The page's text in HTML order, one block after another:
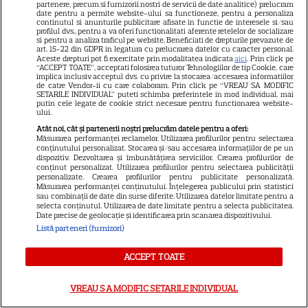
trăiești”
ARTICOLE PARTENERI
Horoscop 5 august 2026.
Vărsătorii au nevoie de
abordări mai creative, mai
relaxate în subiectele legate
de câștiguri, venituri și
cheltuieli
tendința financiară populară la
partenere, precum si furnizorii nostri de servicii de date analitice) prelucram
date pentru a permite website-ului sa functioneze, pentru a personaliza
continutul si anunturile publicitare afisate in functie de interesele si/sau
profilul dvs., pentru a va oferi functionalitati aferente retelelor de socializare
si pentru a analiza traficul pe website. Beneficiati de drepturile prevazute de
art. 15-22 din GDPR in legatura cu prelucrarea datelor cu caracter personal.
Aceste drepturi pot fi exercitate prin modalitatea indicataaici. Prin click pe
“ACCEPT TOATE”, acceptati folosirea tuturor Tehnologiilor de tip Cookie, care
implica inclusiv acceptul dvs. cu privire la stocarea/accesarea informatiilor
de catre Vendor-ii cu care colaboram. Prin click pe “VREAU SA MODIFIC
SETARILE INDIVIDUAL” puteti schimba preferintele in mod individual, mai
putin cele legate de cookie strict necesare pentru functionarea website-
ului.
Atât noi, cât și partenerii noștri prelucrăm datele pentru a oferi:
Măsurarea performanței reclamelor. Utilizarea profilurilor pentru selectarea
conținutului personalizat. Stocarea și/sau accesarea informațiilor de pe un
dispozitiv. Dezvoltarea și îmbunătățirea serviciilor. Crearea profilurilor de
conținut personalizat. Utilizarea profilurilor pentru selectarea publicității
personalizate. Crearea profilurilor pentru publicitate personalizată.
Măsurarea performanței conținutului. Înțelegerea publicului prin statistici
sau combinații de date din surse diferite. Utilizarea datelor limitate pentru a
selecta conținutul. Utilizarea de date limitate pentru a selecta publicitatea.
Date precise de geolocație și identificarea prin scanarea dispozitivului.
Listă parteneri (furnizori)
ACCEPT TOATE
VREAU SA MODIFIC SETARILE INDIVIDUAL